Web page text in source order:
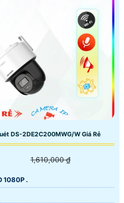
DS-2DE2C200MWG/W Giá Rẻ
1,610,000 ₫
1080P .